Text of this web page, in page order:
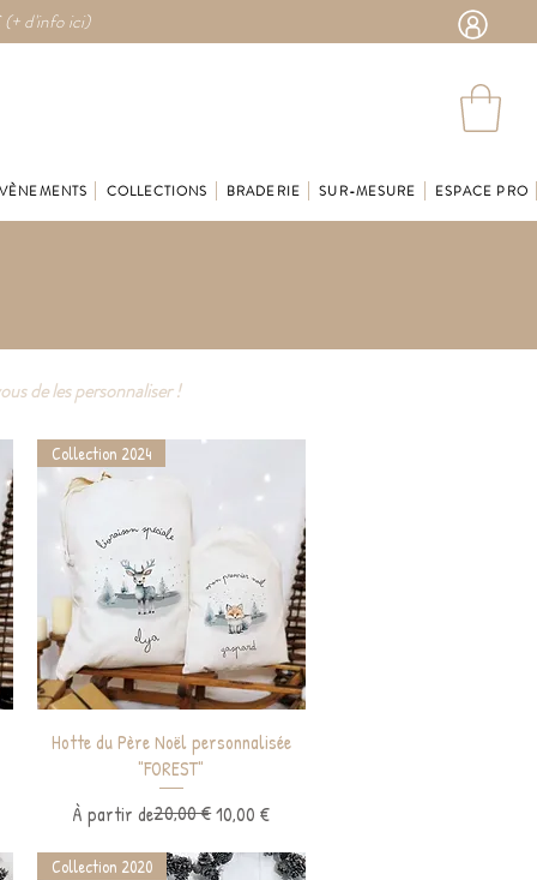
(+ d'info ici)
COLLECTIONS BRADERIE SUR-MESURE ESPACE PRO
de les personnaliser !
Aperçu rapide
Collection 2024
Hotte du Père Noël personnalisée
"FOREST"
À partir de
Prix original20,00 €10,00 €
Prix promotionnel
Collection 2020